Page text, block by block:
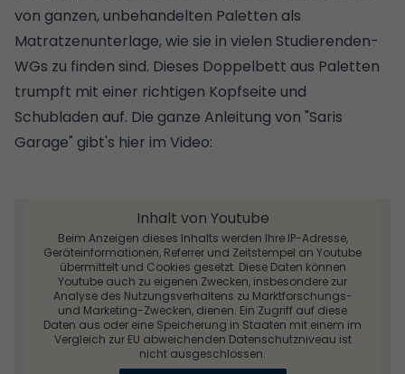
von ganzen, unbehandelten Paletten als
Matratzenunterlage, wie sie in vielen Studierenden-
WGs zu finden sind. Dieses Doppelbett aus Paletten
trumpft mit einer richtigen Kopfseite und
Schubladen auf. Die ganze Anleitung von "Saris
Garage" gibt's hier im Video:
Inhalt von Youtube
Beim Anzeigen dieses Inhalts werden Ihre IP-Adresse,
Geräteinformationen, Referrer und Zeitstempel an Youtube
übermittelt und Cookies gesetzt. Diese Daten können
Youtube auch zu eigenen Zwecken, insbesondere zur
Analyse des Nutzungsverhaltens zu Marktforschungs-
und Marketing-Zwecken, dienen. Ein Zugriff auf diese
Daten aus oder eine Speicherung in Staaten mit einem im
Vergleich zur EU abweichenden Datenschutzniveau ist
nicht ausgeschlossen.